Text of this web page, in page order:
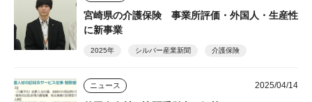
宮崎県の介護保険 事業所評価・外国人・生産性
に新事業
2025年 シルバー産業新聞 介護保険
ニュース 2025/04/14